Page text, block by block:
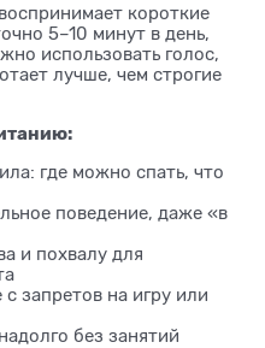
короткие
5–10 минут в день,
использовать голос,
лучше, чем строгие
где можно спать, что
поведение, даже «в
и похвалу для
запретов на игру или
без занятий